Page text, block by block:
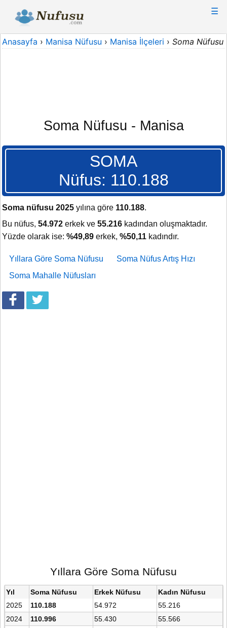
☰
Anasayfa › Manisa Nüfusu › Manisa İlçeleri › Soma Nüfusu
Soma Nüfusu - Manisa
SOMA
Nüfus: 110.188
Soma nüfusu 2025 yılına göre 110.188.
Bu nüfus, 54.972 erkek ve 55.216 kadından oluşmaktadır.
Yüzde olarak ise: %49,89 erkek, %50,11 kadındır.
Yıllara Göre Soma Nüfusu
Soma Nüfus Artış Hızı
Soma Mahalle Nüfusları
Yıllara Göre Soma Nüfusu
Yıl Soma Nüfusu Erkek Nüfusu
Kadın Nüfusu
2025
110.188 54.972
55.216
2024
110.996 55.430
55.566